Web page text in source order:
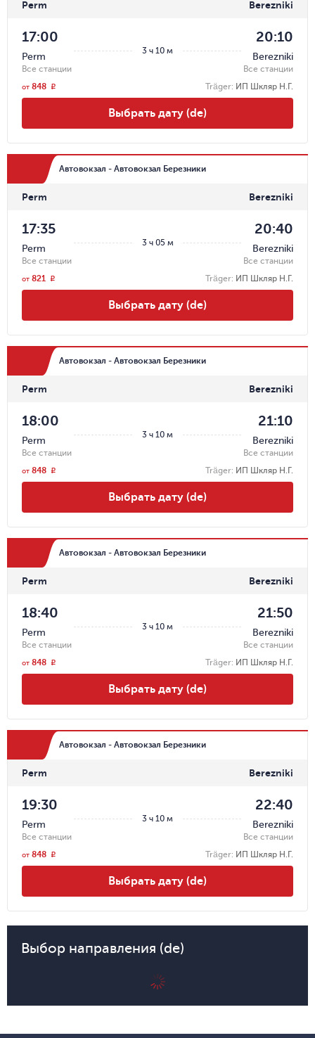
Выбор направления (de)
Perm Berezniki
3 ч 10 м
17:00
Perm
Все станции
20:10
Berezniki
Все станции
Träger: ИП Шкляр Н.Г.
от 848 r
Выбрать дату (de)
Автовокзал - Автовокзал Березники
Perm Berezniki
3 ч 05 м
17:35
Perm
Все станции
20:40
Berezniki
Все станции
Träger: ИП Шкляр Н.Г.
от 821 r
Выбрать дату (de)
Автовокзал - Автовокзал Березники
Perm Berezniki
3 ч 10 м
18:00
Perm
Все станции
21:10
Berezniki
Все станции
Träger: ИП Шкляр Н.Г.
от 848 r
Выбрать дату (de)
Автовокзал - Автовокзал Березники
Perm Berezniki
3 ч 10 м
18:40
Perm
Все станции
21:50
Berezniki
Все станции
Träger: ИП Шкляр Н.Г.
от 848 r
Выбрать дату (de)
Автовокзал - Автовокзал Березники
Perm Berezniki
3 ч 10 м
19:30
Perm
Все станции
22:40
Berezniki
Все станции
Träger: ИП Шкляр Н.Г.
от 848 r
Выбрать дату (de)